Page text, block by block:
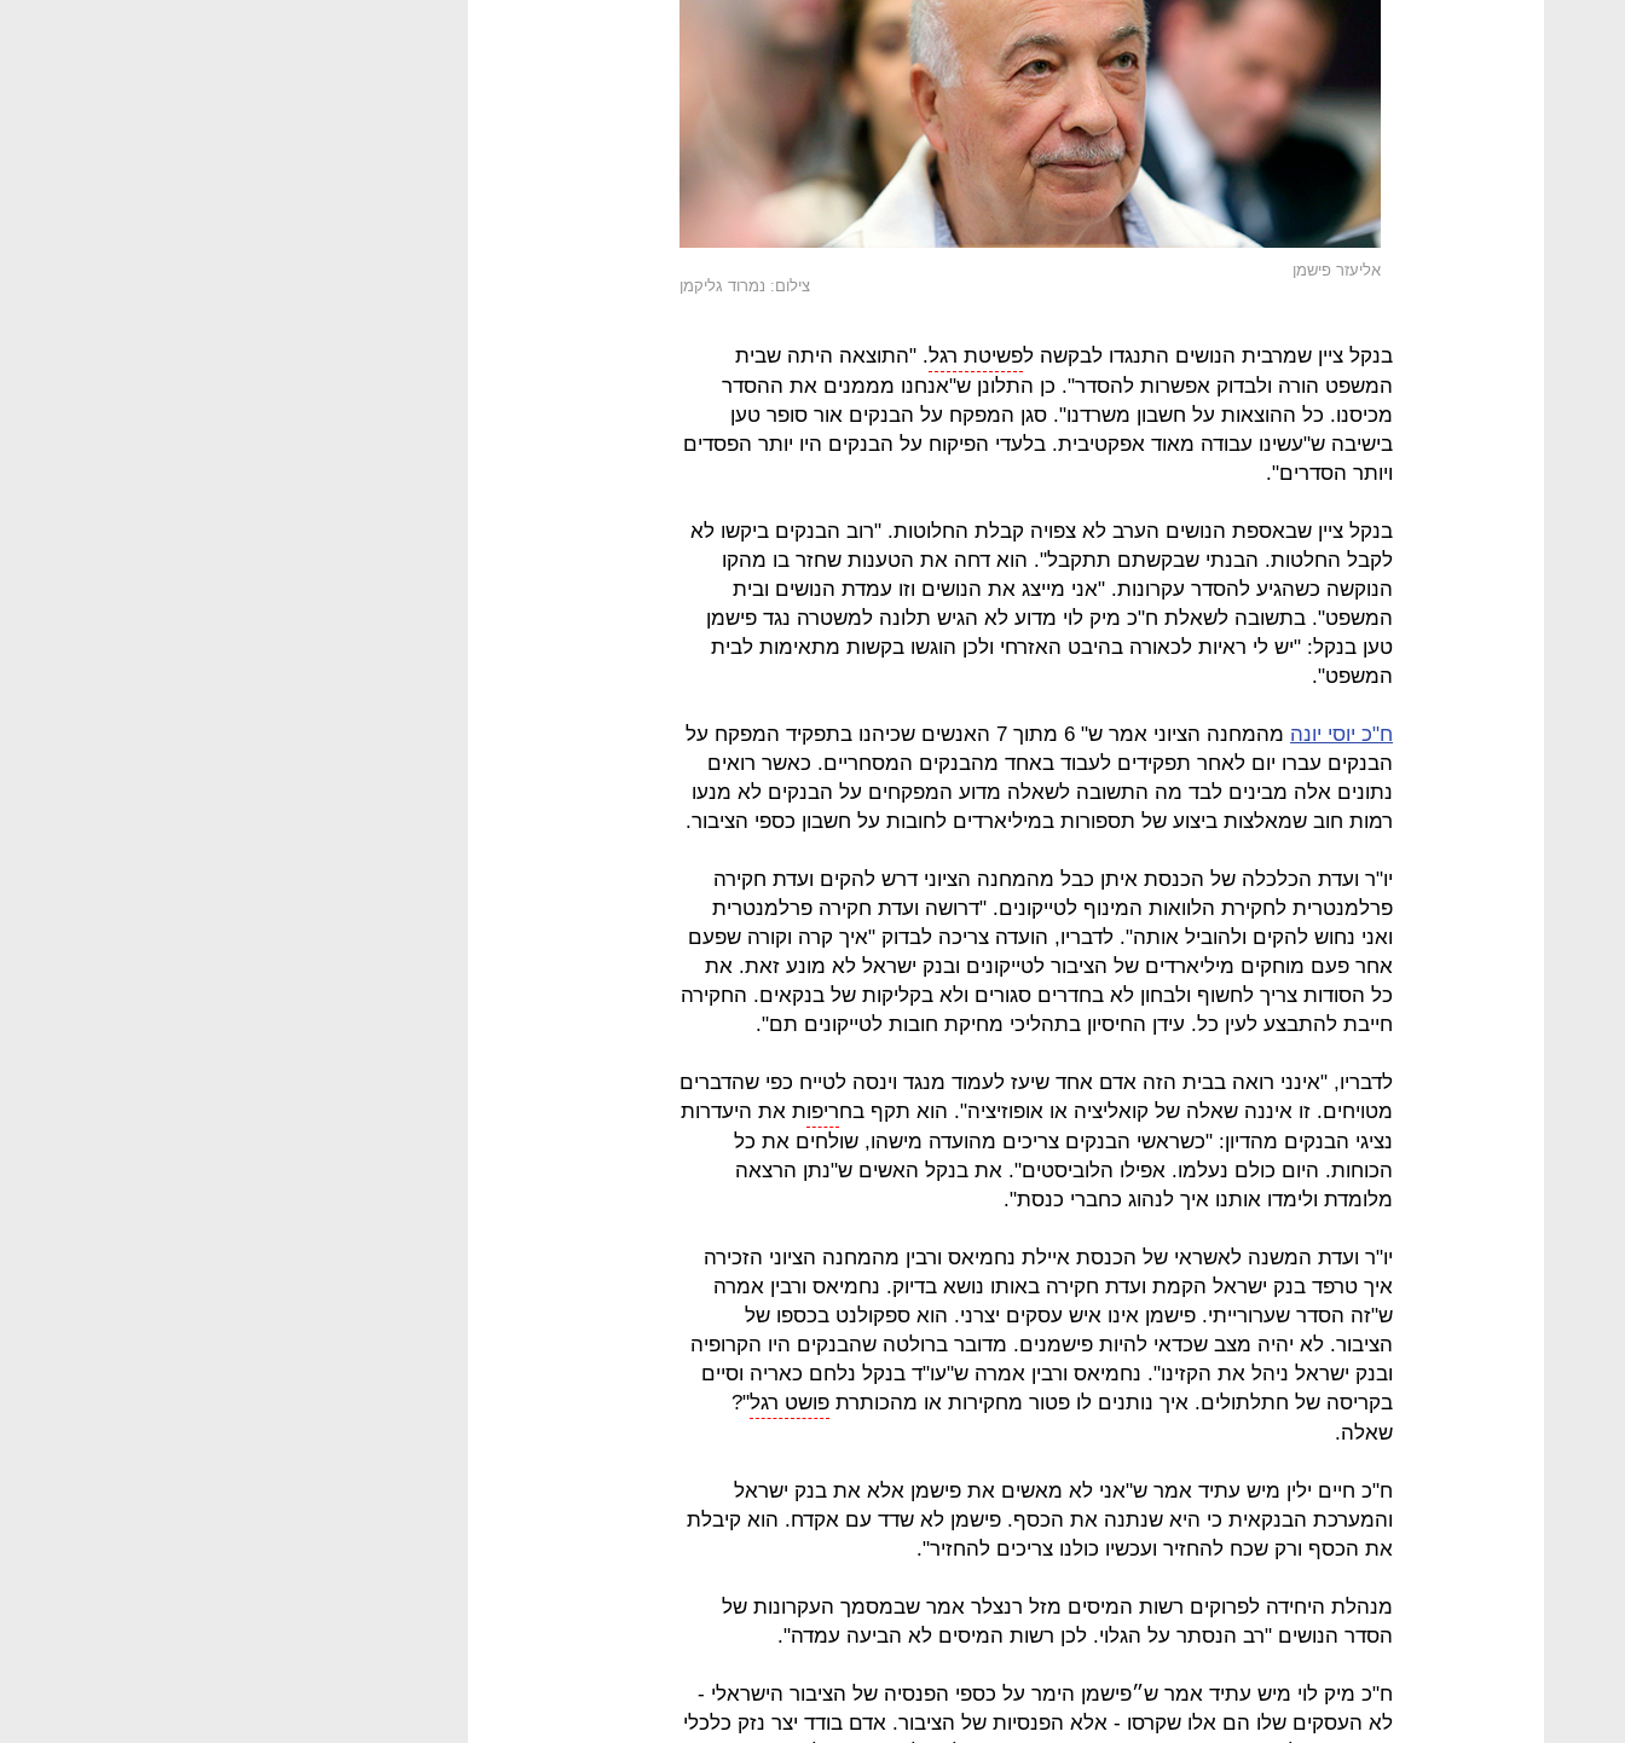
אליעזר פישמן
צילום: נמרוד גליקמן
בנקל ציין שמרבית הנושים התנגדו לבקשה לפשיטת רגל. "התוצאה היתה שבית
המשפט הורה ולבדוק אפשרות להסדר". כן התלונן ש"אנחנו מממנים את ההסדר
מכיסנו. כל ההוצאות על חשבון משרדנו". סגן המפקח על הבנקים אור סופר טען
בישיבה ש"עשינו עבודה מאוד אפקטיבית. בלעדי הפיקוח על הבנקים היו יותר הפסדים
ויותר הסדרים".
בנקל ציין שבאספת הנושים הערב לא צפויה קבלת החלוטות. "רוב הבנקים ביקשו לא
לקבל החלטות. הבנתי שבקשתם תתקבל". הוא דחה את הטענות שחזר בו מהקו
הנוקשה כשהגיע להסדר עקרונות. "אני מייצג את הנושים וזו עמדת הנושים ובית
המשפט". בתשובה לשאלת ח"כ מיק לוי מדוע לא הגיש תלונה למשטרה נגד פישמן
טען בנקל: "יש לי ראיות לכאורה בהיבט האזרחי ולכן הוגשו בקשות מתאימות לבית
המשפט".
ח"כ יוסי יונה
מהמחנה הציוני אמר ש" 6 מתוך 7 האנשים שכיהנו בתפקיד המפקח על
הבנקים עברו יום לאחר תפקידים לעבוד באחד מהבנקים המסחריים. כאשר רואים
נתונים אלה מבינים לבד מה התשובה לשאלה מדוע המפקחים על הבנקים לא מנעו
רמות חוב שמאלצות ביצוע של תספורות במיליארדים לחובות על חשבון כספי הציבור.
יו"ר ועדת הכלכלה של הכנסת איתן כבל מהמחנה הציוני דרש להקים ועדת חקירה
פרלמנטרית לחקירת הלוואות המינוף לטייקונים. "דרושה ועדת חקירה פרלמנטרית
ואני נחוש להקים ולהוביל אותה". לדבריו, הועדה צריכה לבדוק "איך קרה וקורה שפעם
אחר פעם מוחקים מיליארדים של הציבור לטייקונים ובנק ישראל לא מונע זאת. את
כל הסודות צריך לחשוף ולבחון לא בחדרים סגורים ולא בקליקות של בנקאים. החקירה
חייבת להתבצע לעין כל. עידן החיסיון בתהליכי מחיקת חובות לטייקונים תם".
לדבריו, "אינני רואה בבית הזה אדם אחד שיעז לעמוד מנגד וינסה לטייח כפי שהדברים
מטויחים. זו איננה שאלה של קואליציה או אופוזיציה". הוא תקף בחריפות את היעדרות
נציגי הבנקים מהדיון: "כשראשי הבנקים צריכים מהועדה מישהו, שולחים את כל
הכוחות. היום כולם נעלמו. אפילו הלוביסטים". את בנקל האשים ש"נתן הרצאה
מלומדת ולימדו אותנו איך לנהוג כחברי כנסת".
יו"ר ועדת המשנה לאשראי של הכנסת איילת נחמיאס ורבין מהמחנה הציוני הזכירה
איך טרפד בנק ישראל הקמת ועדת חקירה באותו נושא בדיוק. נחמיאס ורבין אמרה
ש"זה הסדר שערורייתי. פישמן אינו איש עסקים יצרני. הוא ספקולנט בכספו של
הציבור. לא יהיה מצב שכדאי להיות פישמנים. מדובר ברולטה שהבנקים היו הקרופיה
ובנק ישראל ניהל את הקזינו". נחמיאס ורבין אמרה ש"עו"ד בנקל נלחם כאריה וסיים
בקריסה של חתלתולים. איך נותנים לו פטור מחקירות או מהכותרת פושט רגל"?
שאלה.
ח"כ חיים ילין מיש עתיד אמר ש"אני לא מאשים את פישמן אלא את בנק ישראל
והמערכת הבנקאית כי היא שנתנה את הכסף. פישמן לא שדד עם אקדח. הוא קיבלת
את הכסף ורק שכח להחזיר ועכשיו כולנו צריכים להחזיר".
מנהלת היחידה לפרוקים רשות המיסים מזל רנצלר אמר שבמסמך העקרונות של
הסדר הנושים "רב הנסתר על הגלוי. לכן רשות המיסים לא הביעה עמדה".
ח"כ מיק לוי מיש עתיד אמר ש״פישמן הימר על כספי הפנסיה של הציבור הישראלי -
לא העסקים שלו הם אלו שקרסו - אלא הפנסיות של הציבור. אדם בודד יצר נזק כלכלי